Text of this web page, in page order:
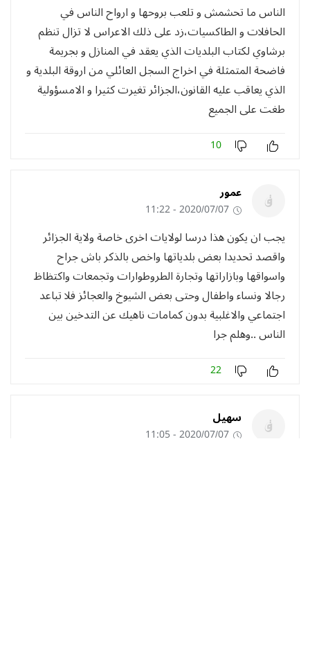
الناس ما تحشمش و تلعب بروحها و ارواح الناس في
الحافلات و الطاكسيات،زد على ذلك الاعراس لا تزال تنظم
برشاوي لكتاب البلديات الذي يعقد في المنازل و بجريمة
فاضحة المتمثلة في اخراج السجل العائلي من اروقة البلدية و
الذي يعاقب عليه القانون،الجزائر تغيرت كثيرا و الامسؤولية
طغت على الجميع
10
عمور
2020/07/07 - 11:22
يجب ان يكون هذا درسا لولايات اخرى خاصة ولاية الجزائر
واقصد تحديدا بعض بلدياتها واخص بالذكر باش جراح
واسواقها وبازاراتها وتجارة الطروطوارات وتجمعات واكتظاظ
رجالا ونساء واطفال وحتى بعض الشيوخ والعجائز فلا تباعد
اجتماعي والاغلبية بدون كمامات ناهيك عن التدخين بين
الناس ..وهلم جرا
22
سهيل
2020/07/07 - 11:05